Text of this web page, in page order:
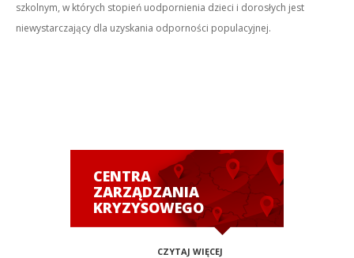
szkolnym, w których stopień uodpornienia dzieci i dorosłych jest
niewystarczający dla uzyskania odporności populacyjnej.
CENTRA
ZARZĄDZANIA
KRYZYSOWEGO
CZYTAJ WIĘCEJ